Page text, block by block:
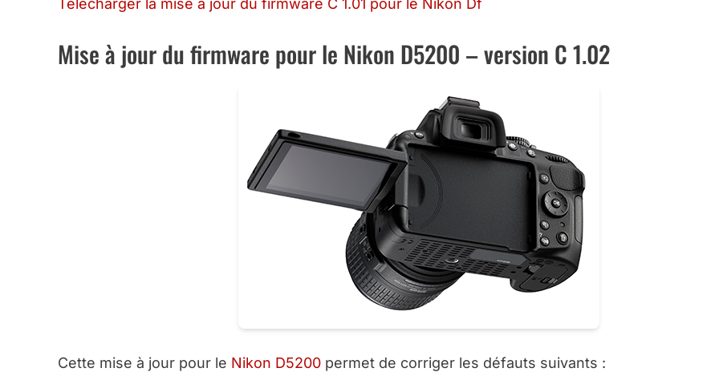
Télécharger la mise à jour du firmware C 1.01 pour le Nikon Df
Mise à jour du firmware pour le Nikon D5200 – version C 1.02
Cette mise à jour pour le Nikon D5200 permet de corriger les défauts suivants :